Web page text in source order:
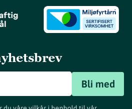
Bli med